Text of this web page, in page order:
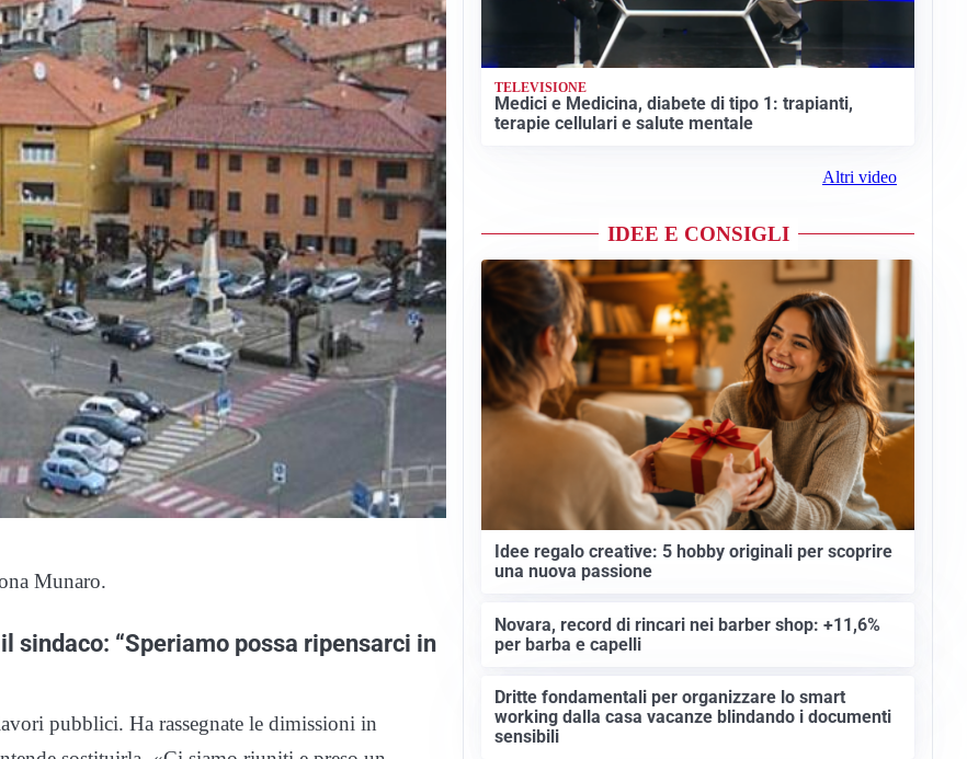
Munaro.
sindaco: “Speriamo possa ripensarci in
pubblici. Ha rassegnate le dimissioni in
TELEVISIONE
Medici e Medicina, diabete di tipo 1: trapianti,
terapie cellulari e salute mentale
Altri video
IDEE E CONSIGLI
Idee regalo creative: 5 hobby originali per scoprire
una nuova passione
Novara, record di rincari nei barber shop: +11,6%
per barba e capelli
Dritte fondamentali per organizzare lo smart
working dalla casa vacanze blindando i documenti
sensibili